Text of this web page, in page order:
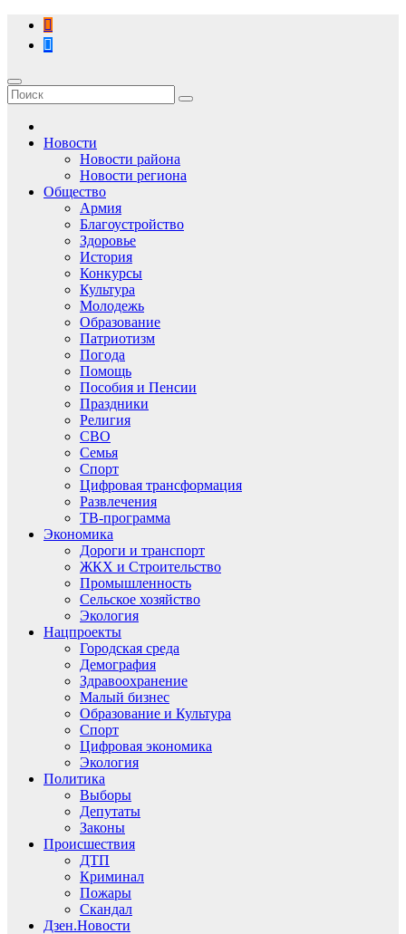
Перейти
содержимому
Новости
Новости района
Новости региона
Общество
Армия
Благоустройство
Здоровье
История
Конкурсы
Культура
Молодежь
Образование
Патриотизм
Погода
Помощь
Пособия и Пенсии
Праздники
Религия
СВО
Семья
Спорт
Цифровая трансформация
Развлечения
ТВ-программа
Экономика
Дороги и транспорт
ЖКХ и Строительство
Промышленность
Сельское хозяйство
Экология
Нацпроекты
Городская среда
Демография
Здравоохранение
Малый бизнес
Образование и Культура
Спорт
Цифровая экономика
Экология
Политика
Выборы
Депутаты
Законы
Происшествия
ДТП
Криминал
Пожары
Скандал
Дзен.Новости